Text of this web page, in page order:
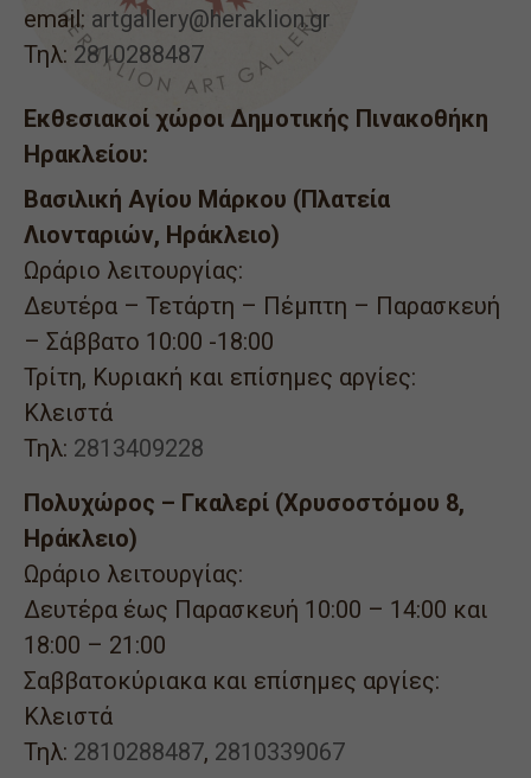
email: artgallery@heraklion.gr
Τηλ: 2810288487
Εκθεσιακοί χώροι Δημοτικής Πινακοθήκη
Ηρακλείου:
Βασιλική Αγίου Μάρκου (Πλατεία
Λιονταριών, Ηράκλειο)
Ωράριο λειτουργίας:
Δευτέρα – Τετάρτη – Πέμπτη – Παρασκευή
– Σάββατο 10:00 -18:00
Τρίτη, Κυριακή και επίσημες αργίες:
Κλειστά
Τηλ: 2813409228
Πολυχώρος – Γκαλερί (Χρυσοστόμου 8,
Ηράκλειο)
Ωράριο λειτουργίας:
Δευτέρα έως Παρασκευή 10:00 – 14:00 και
18:00 – 21:00
Σαββατοκύριακα και επίσημες αργίες:
Κλειστά
Τηλ: 2810288487, 2810339067